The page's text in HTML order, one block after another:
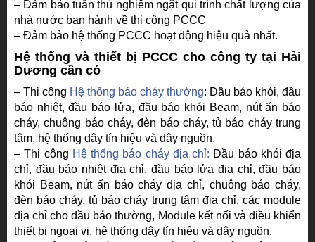
– Đảm bảo tuân thủ nghiêm ngặt qui trình chất lượng của
nhà nước ban hành về thi công PCCC
– Đảm bảo hệ thống PCCC hoạt động hiệu quả nhất.
Hệ thống và thiết bị PCCC cho công ty tại Hải
Dương cần có
– Thi công Hệ thống báo cháy thường: Đầu báo khói, đầu
báo nhiệt, đầu báo lửa, đầu báo khói Beam, nút ấn báo
cháy, chuông báo cháy, đèn báo cháy, tủ báo cháy trung
tâm, hệ thống dây tín hiệu và dây nguồn.
– Thi công Hệ thống báo cháy địa chỉ: Đầu báo khói địa
chỉ, đầu báo nhiệt địa chỉ, đầu báo lửa địa chỉ, đầu báo
khói Beam, nút ấn báo cháy địa chỉ, chuông báo cháy,
đèn báo cháy, tủ báo cháy trung tâm địa chỉ, các module
địa chỉ cho đầu báo thường, Module kết nối và điều khiển
thiết bị ngoại vi, hệ thống dây tín hiệu và dây nguồn.